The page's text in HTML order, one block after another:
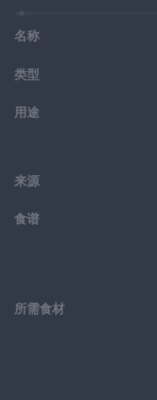
名称
类型
用途
来源
食谱
所需食材